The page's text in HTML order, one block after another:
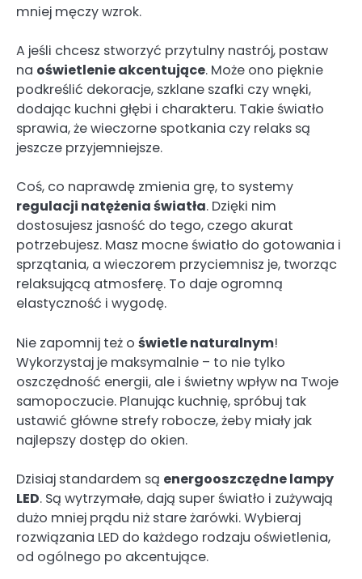
mniej męczy wzrok.
A jeśli chcesz stworzyć przytulny nastrój, postaw
na oświetlenie akcentujące. Może ono pięknie
podkreślić dekoracje, szklane szafki czy wnęki,
dodając kuchni głębi i charakteru. Takie światło
sprawia, że wieczorne spotkania czy relaks są
jeszcze przyjemniejsze.
Coś, co naprawdę zmienia grę, to systemy
regulacji natężenia światła. Dzięki nim
dostosujesz jasność do tego, czego akurat
potrzebujesz. Masz mocne światło do gotowania i
sprzątania, a wieczorem przyciemnisz je, tworząc
relaksującą atmosferę. To daje ogromną
elastyczność i wygodę.
Nie zapomnij też o świetle naturalnym!
Wykorzystaj je maksymalnie – to nie tylko
oszczędność energii, ale i świetny wpływ na Twoje
samopoczucie. Planując kuchnię, spróbuj tak
ustawić główne strefy robocze, żeby miały jak
najlepszy dostęp do okien.
Dzisiaj standardem są energooszczędne lampy
LED. Są wytrzymałe, dają super światło i zużywają
dużo mniej prądu niż stare żarówki. Wybieraj
rozwiązania LED do każdego rodzaju oświetlenia,
od ogólnego po akcentujące.